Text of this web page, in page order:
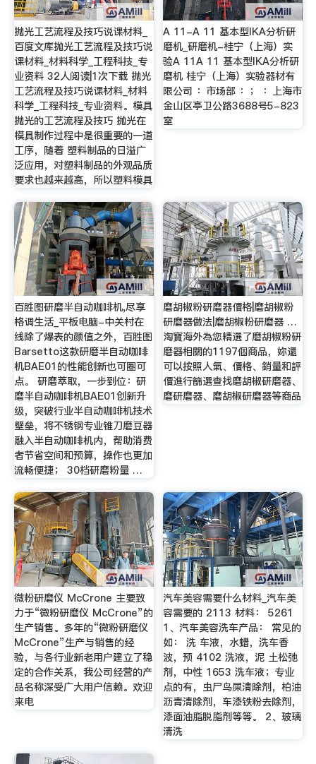
抛光工艺流程及技巧说课材料_
百度文库抛光工艺流程及技巧说
课材料_材料科学_工程科技_专
业资料 32人阅读|1次下载 抛光
工艺流程及技巧说课材料_材料
科学_工程科技_专业资料。模具
抛光的工艺流程及技巧 抛光在
模具制作过程中是很重要的一道
工序，随着 塑料制品的日溢广
泛应用，对塑料制品的外观品质
要求也越来越高，所以塑料模具
A 11-A 11 基本型IKA分析研
磨机_研磨机-桂宁（上海）实
验A 11A 11 基本型IKA分析研
磨机 桂宁（上海）实验器材有
限公司 ：市场部 ：； ：上海市
金山区亭卫公路3688号5-823
室
百胜图研磨半自动咖啡机,尽享
格调生活_平板电脑-中关村在
线除了爆表的颜值之外，百胜图
Barsetto这款研磨半自动咖啡
机BAE01的性能创新也可圈可
点。 研磨萃取，一步到位：研
磨半自动咖啡机BAE01创新升
级，突破行业半自动咖啡机技术
壁垒，将不锈钢专业锥刀磨豆器
融入半自动咖啡机内，帮助消费
者节省空间和预算，操作也更加
流畅便捷； 30档研磨粉量 …
磨胡椒粉研磨器價格|磨胡椒粉
研磨器做法|磨胡椒粉研磨器 …
淘寶海外為您精選了磨胡椒粉研
磨器相關的1197個商品，妳還
可以按照人氣、價格、銷量和評
價進行篩選查找磨胡椒研磨器、
磨研磨器、磨胡椒研磨器等商品
微粉研磨仪 McCrone 主要致
力于“微粉研磨仪 McCrone”的
生产销售。多年的“微粉研磨仪
McCrone”生产与销售的经
验，与各行业新老用户建立了稳
定的合作关系，我公司经营的产
品名称深受广大用户信赖。欢迎
来电
汽车美容需要什么材料_汽车美
容需要的 2113 材料： 5261
1、汽车美容洗车产品： 常见的
如： 洗 车液，水蜡，洗车香
波，预 4102 洗液，泥 土松弛
剂，中性 1653 洗车液；专业
点的有，虫尸鸟屎清除剂，柏油
沥青清除剂，车漆铁粉去除剂，
漆面油脂脱脂剂等等。 2、玻璃
清洗